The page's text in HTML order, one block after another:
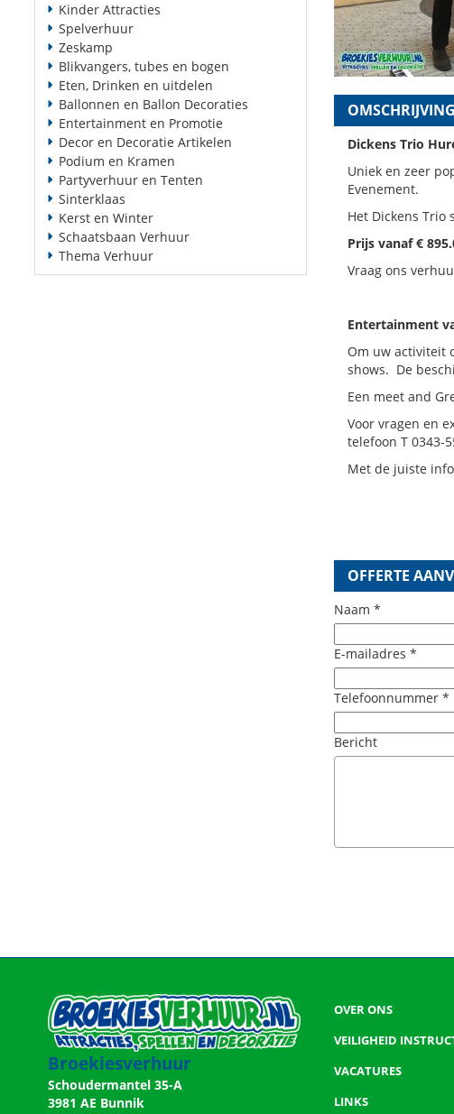
Kinder Attracties
Spelverhuur
Zeskamp
Blikvangers, tubes en bogen
Eten, Drinken en uitdelen
Ballonnen en Ballon Decoraties
Entertainment en Promotie
Decor en Decoratie Artikelen
Podium en Kramen
Partyverhuur en Tenten
Sinterklaas
Kerst en Winter
Schaatsbaan Verhuur
Thema Verhuur
OMSCHRIJVING
Dickens Trio
Uniek en zeer
Evenement.
Het Dickens Trio
Prijs vanaf €
Vraag ons
Entertainment
Om uw activiteit
shows. De
Een meet and
Voor vragen en
telefoon T 0343-
Met de juiste
OFFERTE
Naam *
E-mailadres *
Telefoonnummer *
Bericht
Broekiesverhuur
Schoudermantel 35-A
3981 AE Bunnik
OVER ONS
VEILIGHEID
VACATURES
LINKS